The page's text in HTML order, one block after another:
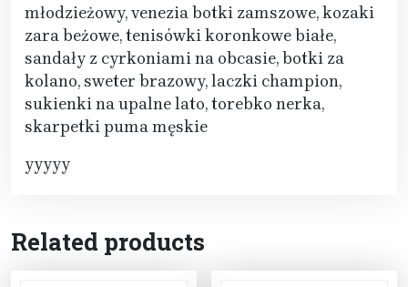
młodzieżowy, venezia botki zamszowe, kozaki
zara beżowe, tenisówki koronkowe białe,
sandały z cyrkoniami na obcasie, botki za
kolano, sweter brazowy, laczki champion,
sukienki na upalne lato, torebko nerka,
skarpetki puma męskie
yyyyy
Related products